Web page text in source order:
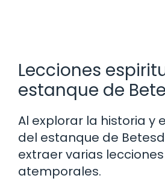
Lecciones
estanque de
Al explorar la historia y
del estanque de
extraer varias
atemporales.